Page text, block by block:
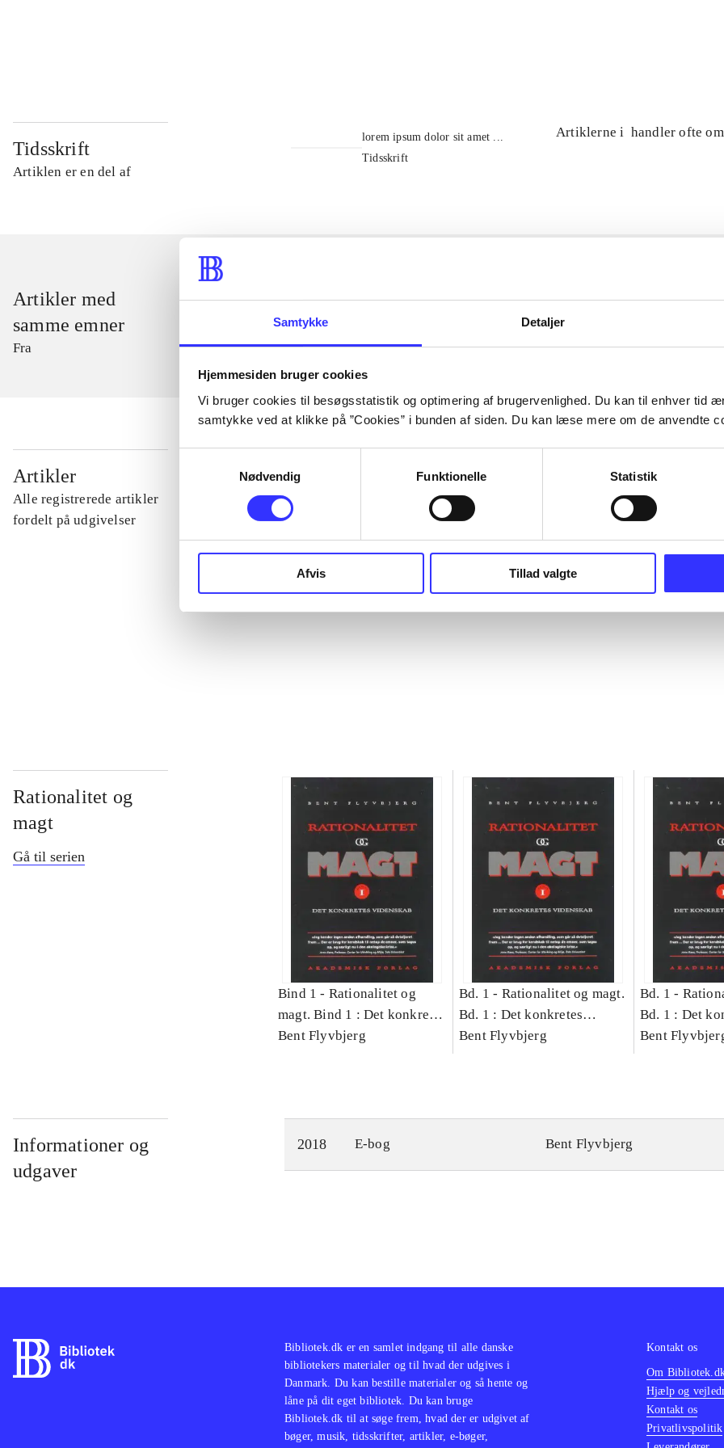
Samtykke Detaljer
Hjemmesiden bruger cookies
Vi bruger cookies til besøgsstatistik og optimering af brugervenlighed. Du kan til enhver tid
samtykke ved at klikke på ”Cookies” i bunden af siden. Du kan læse mere om de anvendte
Nødvendig
Funktionelle Statistik
Afvis Tillad valgte
Tidsskrift
Artiklen er en del af
lorem ipsum dolor sit amet ...
Tidsskrift
Artiklerne i handler ofte om
Artikler med
samme emner
Fra
Artikler
Alle registrerede artikler
fordelt på udgivelser
...
Rationalitet og
magt
Gå til serien
Bind 1 - Rationalitet og
magt. Bind 1 : Det konkretes
videnskab
Bent Flyvbjerg
Bd. 1 - Rationalitet og magt.
Bd. 1 : Det konkretes
videnskab
Bent Flyvbjerg
Bd. 1 -
Bd. 1 : Det
videnskab
Bent
Informationer og
udgaver
2018 E-bog Bent Flyvbjerg
Bibliotek.dk er en samlet indgang til alle danske
bibliotekers materialer og til hvad der udgives i
Danmark. Du kan bestille materialer og så hente og
låne på dit eget bibliotek. Du kan bruge
Bibliotek.dk til at søge frem, hvad der er udgivet af
bøger, musik, tidsskrifter, artikler, e-bøger,
Kontakt os
Om
Hjælp og
Kontakt os
Privatlivspolitik